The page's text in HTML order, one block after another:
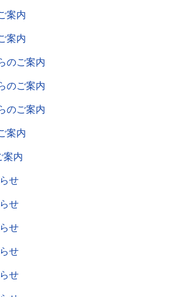
案内
案内
のご案内
のご案内
のご案内
案内
案内
せ
せ
せ
せ
せ